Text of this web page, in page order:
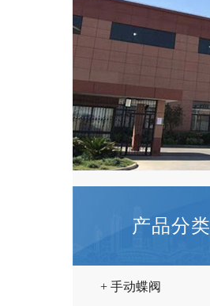
产品分类
+ 手动蝶阀